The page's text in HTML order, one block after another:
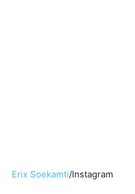
Erix Soekamti/Instagram